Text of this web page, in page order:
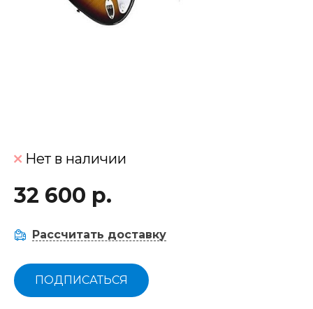
Нет в наличии
32 600 р.
Рассчитать доставку
ПОДПИСАТЬСЯ